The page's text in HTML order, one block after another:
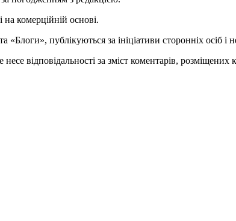
на комерційній основі.
«Блоги», публікуються за ініціативи сторонніх осіб і
відповідальності за зміст коментарів,